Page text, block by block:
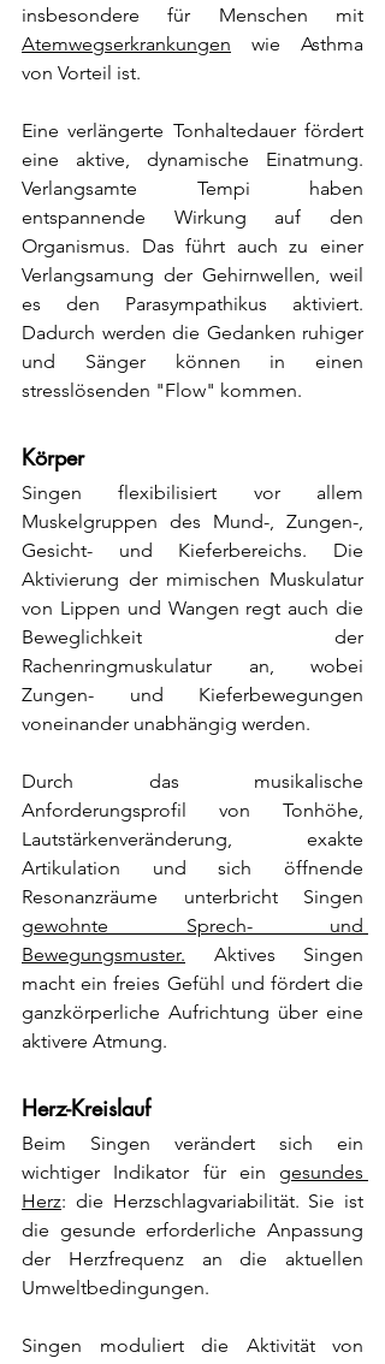
Atemwegserkrankungen wie Asthma
von Vorteil ist.
Eine verlängerte Tonhaltedauer fördert
eine aktive, dynamische Einatmung.
Verlangsamte Tempi haben
entspannende Wirkung auf den
Organismus. Das führt auch zu einer
Verlangsamung der Gehirnwellen, weil
es den Parasympathikus aktiviert.
Dadurch werden die Gedanken ruhiger
und Sänger können in einen
stresslösenden "Flow" kommen.
Körper
Singen flexibilisiert vor allem
Muskelgruppen des Mund-, Zungen-,
Aktivierung der mimischen Muskulatur
von Lippen und Wangen regt auch die
Beweglichkeit der
Rachenringmuskulatur an, wobei
Zungen- und Kieferbewegungen
voneinander unabhängig werden.
Durch das musikalische
Anforderungsprofil von Tonhöhe,
Lautstärkenveränderung, exakte
Artikulation und sich öffnende
gewohnte Sprech- und
Bewegungsmuster. Aktives Singen
macht ein freies Gefühl und fördert die
ganzkörperliche Aufrichtung über eine
aktivere Atmung.
Herz-Kreislauf
Beim Singen verändert sich ein
wichtiger Indikator für ein
gesundes
Herz: die Herzschlagvariabilität. Sie ist
die gesunde erforderliche Anpassung
der Herzfrequenz an die aktuellen
Umweltbedingungen.
Singen moduliert die Aktivität von